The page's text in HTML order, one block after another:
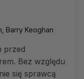
Barry Keoghan
przed
Bez względu
się sprawcą